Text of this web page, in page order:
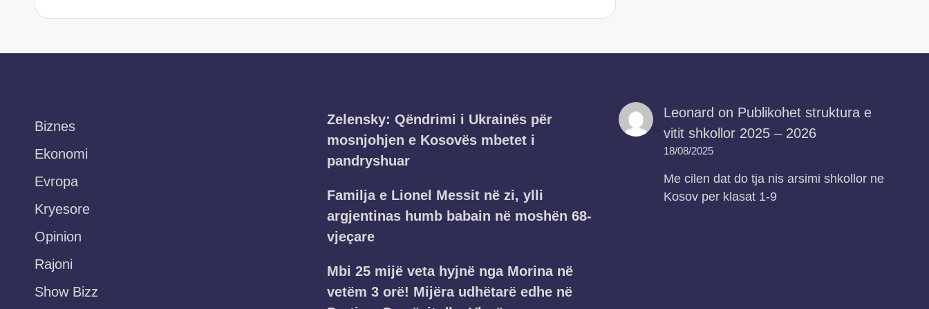
Biznes
Ekonomi
Evropa
Kryesore
Opinion
Rajoni
Show Bizz
Zelensky: Qëndrimi i Ukrainës për
mosnjohjen e Kosovës mbetet i
pandryshuar
Familja e Lionel Messit në zi, ylli
argjentinas humb babain në moshën 68-
vjeçare
Mbi 25 mijë veta hyjnë nga Morina në
vetëm 3 orë! Mijëra udhëtarë edhe në
Leonard on Publikohet struktura e
vitit shkollor 2025 – 2026
18/08/2025
Me cilen dat do tja nis arsimi shkollor ne
Kosov per klasat 1-9